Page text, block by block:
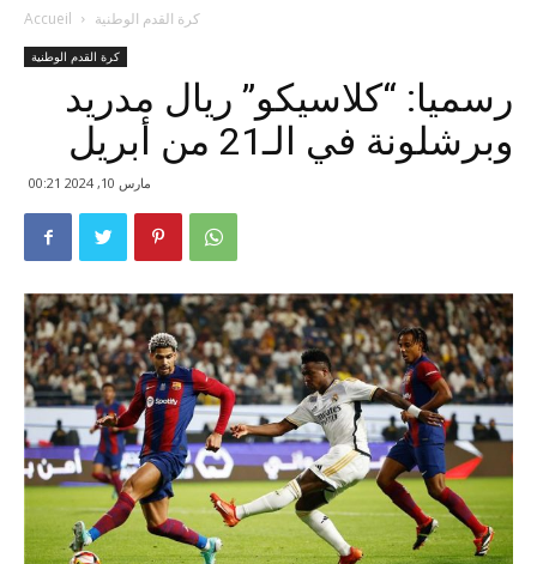
Accueil كرة القدم الوطنية
كرة القدم الوطنية
رسميا: “كلاسيكو” ريال مدريد
وبرشلونة في الـ21 من أبريل
مارس 10, 2024 00:21